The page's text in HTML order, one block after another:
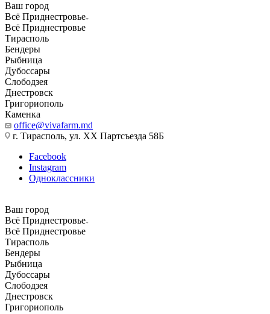
Ваш город
Всё Приднестровье
Всё Приднестровье
Тирасполь
Бендеры
Рыбница
Дубоссары
Слободзея
Днестровск
Григориополь
Каменка
office@vivafarm.md
г. Тирасполь, ул. ХХ Партсъезда 58Б
Facebook
Instagram
Одноклассники
Ваш город
Всё Приднестровье
Всё Приднестровье
Тирасполь
Бендеры
Рыбница
Дубоссары
Слободзея
Днестровск
Григориополь